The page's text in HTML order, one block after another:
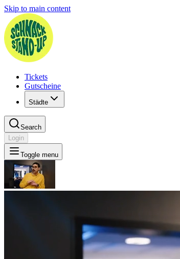
Skip to main content
Tickets
Gutscheine
Städte
Search
Login
Toggle menu